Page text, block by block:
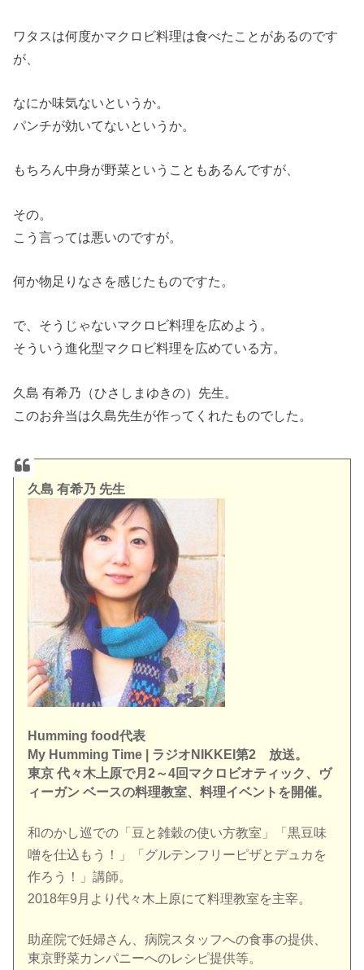
ワタスは何度かマクロビ料理は食べたことがあるのです
が、
なにか味気ないというか。
パンチが効いてないというか。
もちろん中身が野菜ということもあるんですが、
その。
こう言っては悪いのですが。
何か物足りなさを感じたものですた。
で、そうじゃないマクロビ料理を広めよう。
そういう進化型マクロビ料理を広めている方。
久島 有希乃（ひさしまゆきの）先生。
このお弁当は久島先生が作ってくれたものでした。
久島 有希乃 先生
Humming food代表
My Humming Time | ラジオNIKKEI第2 放送。
東京 代々木上原で月2～4回マクロビオティック、
ヴ
ィーガン ベースの料理教室、料理イベントを開催。
和のかし巡での「豆と雑穀の使い方教室」「黒豆味
噌を仕込もう！」「グルテンフリーピザとデュカを
作ろう！」講師。
2018年9月より代々木上原にて料理教室を主宰。
助産院で妊婦さん、病院スタッフへの食事の提供、
東京野菜カンパニーへのレシピ提供等。